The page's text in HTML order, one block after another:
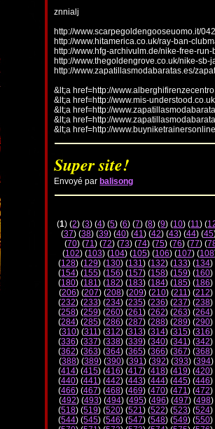
znnialj
http://www.scarpegoldengooseuomo.it/
http://www.hitamerica.co.uk/ray-ban-
http://www.hfg-archivulm.de/nike-free-
http://www.thegoldengrove.co.uk/nike-sb-
http://www.zapatillasmodabaratas.es/
&lt;a href=http://
&lt;a href=http://www.mis-
&lt;a href=http://
&lt;a href=http://
&lt;a href=http://
Super site!
Envoyé par balisong
(1) (2) (3) (4) (5) (6) (7) (8) (9) (10) (11) (
(37) (38) (39) (40) (41) (42) (43) (44) (45
(70) (71) (72) (73) (74) (75) (76) (77) (
(102) (103) (104) (105) (106) (107) (108
(128) (129) (130) (131) (132) (133) (134)
(154) (155) (156) (157) (158) (159) (160)
(180) (181) (182) (183) (184) (185) (186)
(206) (207) (208) (209) (210) (211) (212)
(232) (233) (234) (235) (236) (237) (238)
(258) (259) (260) (261) (262) (263) (264)
(284) (285) (286) (287) (288) (289) (290)
(310) (311) (312) (313) (314) (315) (316)
(336) (337) (338) (339) (340) (341) (342)
(362) (363) (364) (365) (366) (367) (368)
(388) (389) (390) (391) (392) (393) (394)
(414) (415) (416) (417) (418) (419) (420)
(440) (441) (442) (443) (444) (445) (446)
(466) (467) (468) (469) (470) (471) (472)
(492) (493) (494) (495) (496) (497) (498)
(518) (519) (520) (521) (522) (523) (524)
(544) (545) (546) (547) (548) (549) (550)